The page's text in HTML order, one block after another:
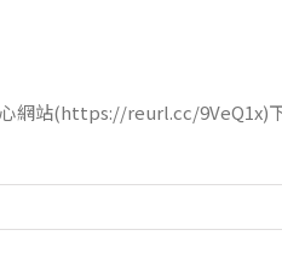
網站(https://reurl.cc/9VeQ1x)